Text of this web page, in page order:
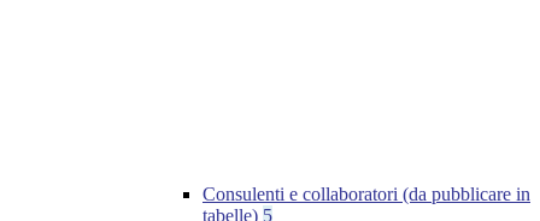
Consulenti e collaboratori (da pubblicare in
tabelle) 5